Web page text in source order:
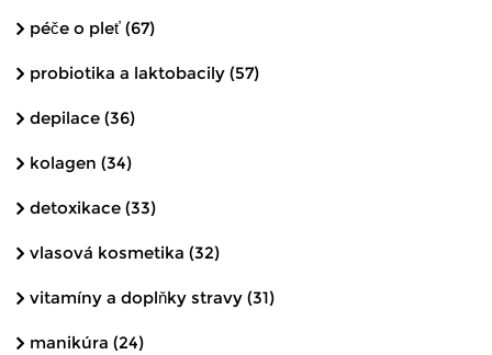
péče o pleť (67)
probiotika a laktobacily (57)
depilace (36)
kolagen (34)
detoxikace (33)
vlasová kosmetika (32)
vitamíny a doplňky stravy (31)
manikúra (24)